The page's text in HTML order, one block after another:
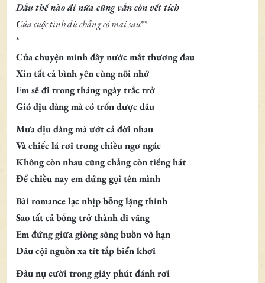
Dẫu thế nào đi nữa cũng vẫn còn vết tích
Của cuộc tình dù chẳng có mai sau**
*
Của chuyện mình đầy nước mắt thương đau
Xin tất cả bình yên cùng nỗi nhớ
Em sẽ đi trong tháng ngày trắc trở
Gió dịu dàng mà có trốn được đâu
Mưa dịu dàng mà ướt cả đời nhau
Và chiếc lá rơi trong chiều ngơ ngác
Không còn nhau cũng chẳng còn tiếng hát
Để chiều nay em đứng gọi tên mình
Bài romance lạc nhịp bỗng lặng thinh
Sao tất cả bỗng trở thành dĩ vãng
Em đứng giữa giòng sông buồn vô hạn
Đâu cội nguồn xa tít tắp biển khơi
Đâu nụ cười trong giây phút đánh rơi